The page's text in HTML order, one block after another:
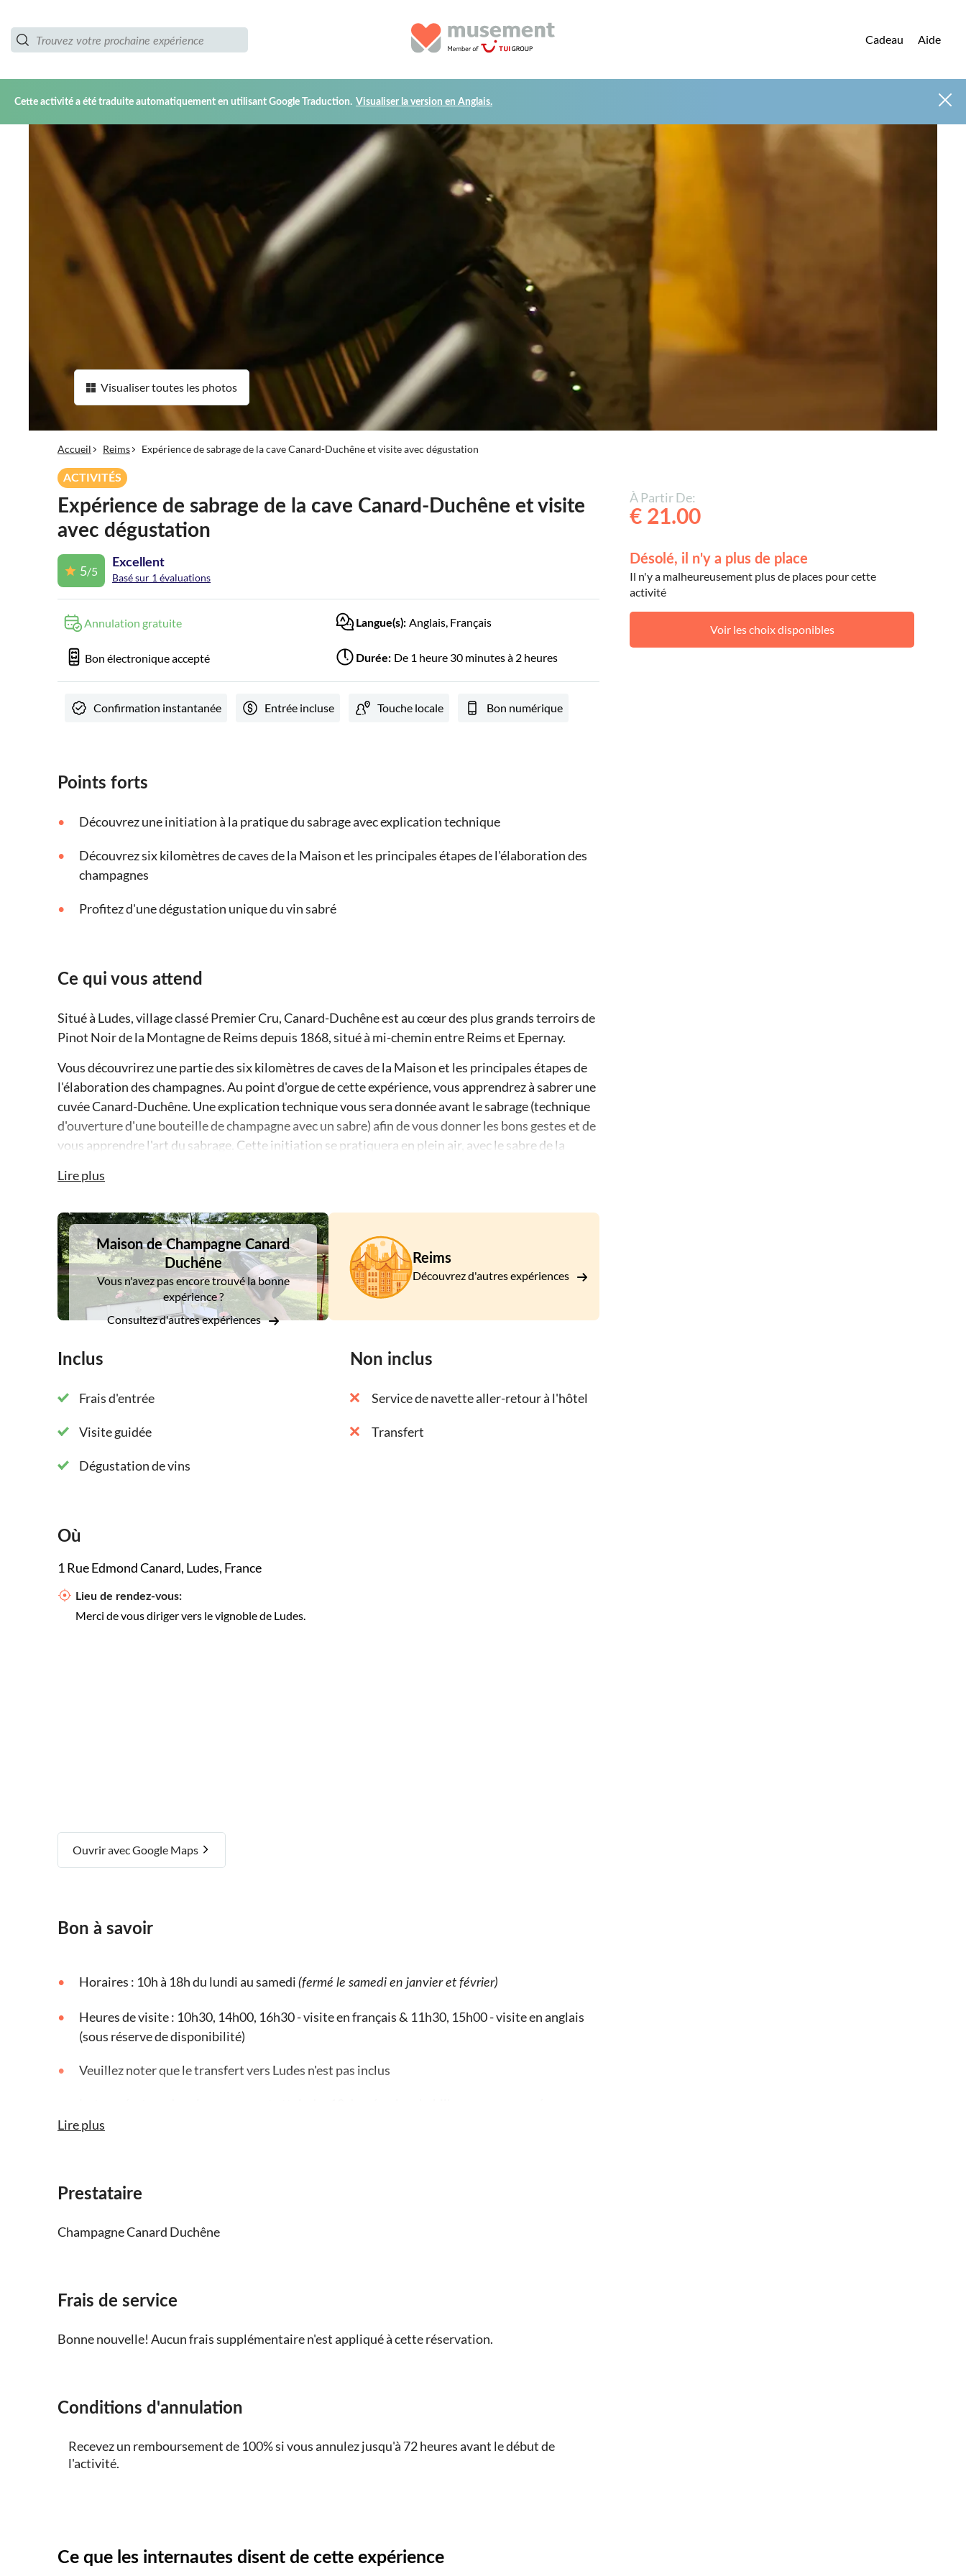
Cadeau Aide
Cette activité a été traduite automatiquement en utilisant Google Traduction. Visualiser la version en Anglais.
Visualiser toutes les photos
Accueil Reims Expérience de sabrage de la cave Canard-Duchêne et visite avec dégustation
ACTIVITÉS
Expérience de sabrage de la cave Canard-Duchêne et visite
avec dégustation
5/5
Excellent
Basé sur 1 évaluations
Annulation gratuite Langue(s): Anglais, Français
Bon électronique accepté Durée: De 1 heure 30 minutes à 2 heures
Confirmation instantanée Entrée incluse Touche locale Bon numérique
Points forts
Découvrez une initiation à la pratique du sabrage avec explication technique
Découvrez six kilomètres de caves de la Maison et les principales étapes de l'élaboration des
champagnes
Profitez d'une dégustation unique du vin sabré
Ce qui vous attend
Situé à Ludes, village classé Premier Cru, Canard-Duchêne est au cœur des plus grands terroirs de
Pinot Noir de la Montagne de Reims depuis 1868, situé à mi-chemin entre Reims et Epernay.
Vous découvrirez une partie des six kilomètres de caves de la Maison et les principales étapes de
l'élaboration des champagnes. Au point d'orgue de cette expérience, vous apprendrez à sabrer une
cuvée Canard-Duchêne. Une explication technique vous sera donnée avant le sabrage (technique
d'ouverture d'une bouteille de champagne avec un sabre) afin de vous donner les bons gestes et de
vous apprendre l'art du sabrage. Cette initiation se pratiquera en plein air, avec le sabre de la
complètera votre visite.
Lire plus
DSA1Maison de Champagne Canard Duchêne
Maison de Champagne Canard
Duchêne
Vous n'avez pas encore trouvé la bonne
expérience ?
Consultez d'autres expériences
Reims
Découvrez d'autres expériences
Inclus
Frais d'entrée
Visite guidée
Dégustation de vins
Non inclus
Service de navette aller-retour à l'hôtel
Transfert
Où
1 Rue Edmond Canard, Ludes, France
Lieu de rendez-vous:
Merci de vous diriger vers le vignoble de Ludes.
Ouvrir avec Google Maps
Bon à savoir
Horaires : 10h à 18h du lundi au samedi (fermé le samedi en janvier et février)
Heures de visite : 10h30, 14h00, 16h30 - visite en français & 11h30, 15h00 - visite en anglais
(sous réserve de disponibilité)
Veuillez noter que le transfert vers Ludes n'est pas inclus
production des vins de Champagne peut être proposé
Lire plus
Prestataire
Champagne Canard Duchêne
Frais de service
Bonne nouvelle! Aucun frais supplémentaire n'est appliqué à cette réservation.
Conditions d'annulation
Recevez un remboursement de 100% si vous annulez jusqu'à 72 heures avant le début de
l'activité.
À Partir De:
€ 21.00
Désolé, il n'y a plus de place
Il n'y a malheureusement plus de places pour cette
activité
Voir les choix disponibles
Ce que les internautes disent de cette expérience